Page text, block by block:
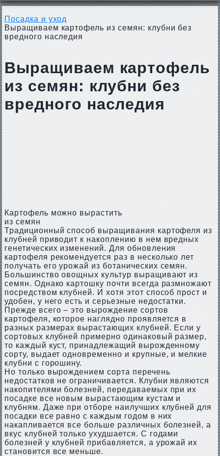
Посадка и уход
Выращиваем картофель из семян: клубни без
вредного наследия
Выращиваем картофель
из семян: клубни без
вредного наследия
Картофель можно вырастить
из семян
Традиционный способ выращивания картофеля из
клубней приводит к накоплению в нем вредных
генетических изменений. Для обновления
картофеля рекомендуется раз в несколько лет
получать его урожай из ботанических семян.
Большинство овощных культур выращивают из
семян. Однако картошку почти всегда размножают
посредством клубней. И хотя этот способ прост и
удобен, у него есть и серьезные недостатки.
Прежде всего – это вырождение сортов
картофеля, которое наглядно проявляется в
разных размерах вырастающих клубней. Если у
сортовых клубней примерно одинаковый размер,
то каждый куст, принадлежащий вырожденному
сорту, выдает одновременно и крупные, и мелкие
клубни с горошину.
Но только вырождением сорта перечень
недостатков не ограничивается. Клубни являются
накопителями болезней, передаваемых при их
посадке все новым вырастающим кустам и
клубням. Даже при отборе наилучших клубней для
посадки все равно с каждым годом в них
накапливается все больше различных болезней, а
вкус клубней только ухудшается. С годами
болезней у клубней прибавляется, а урожай их
становится все меньше.